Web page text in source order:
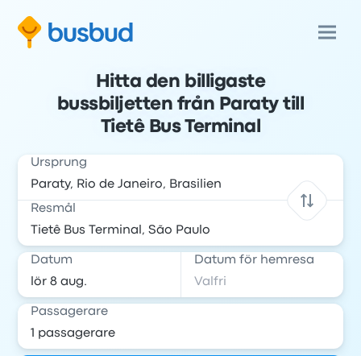
Hitta den billigaste
bussbiljetten från Paraty till
Tietê Bus Terminal
Ursprung
Resmål
Datum Datum för hemresa
Passagerare